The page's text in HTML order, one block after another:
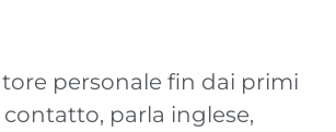
personale fin dai primi
parla inglese,